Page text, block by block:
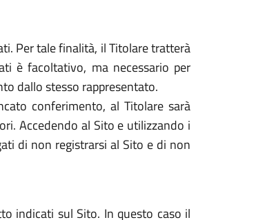
Per tale finalità, il Titolare tratterà
è facoltativo, ma necessario per
dallo stesso rappresentato.
conferimento, al Titolare sarà
Accedendo al Sito e utilizzando i
di non registrarsi al Sito e di non
indicati sul Sito. In questo caso il